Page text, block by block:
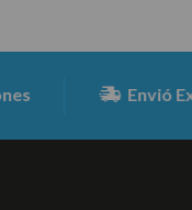
Envió Expresss